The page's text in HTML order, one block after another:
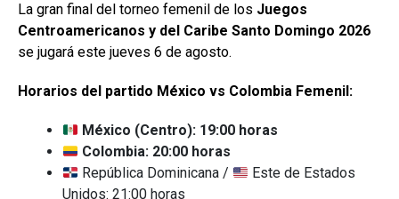
La gran final del torneo femenil de los Juegos
Centroamericanos y del Caribe Santo Domingo 2026
se jugará este jueves 6 de agosto.
Horarios del partido México vs Colombia Femenil:
México (Centro): 19:00 horas
Colombia: 20:00 horas
República Dominicana /
Este de Estados
Unidos: 21:00 horas